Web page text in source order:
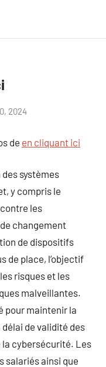
2024
de en cliquant ici
systèmes
y compris le
les
changement
de dispositifs
de place, l’objectif
risques et les
malveillantes.
pour maintenir la
de validité des
cybersécurité. Les
salariés ainsi que